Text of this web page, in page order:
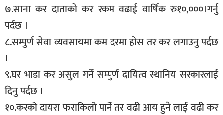
७.साना कर दाताको कर रकम वढाई वार्षिक रु१०,०००।गर्नु
पर्दछ ।
८.सम्पुर्ण सेवा व्यवसायमा कम दरमा होस तर कर लगाउनु पर्दछ
।
९.घर भाडा कर असुल गर्ने सम्पुर्ण दायित्व स्थानिय सरकारलाई
दिनु पर्दछ ।
१०.करको दायरा फराकिलो पार्ने तर वढी आय हुने लाई वढी कर